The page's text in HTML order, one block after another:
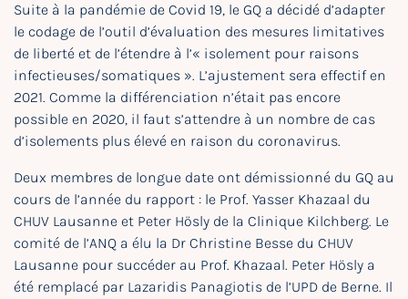
Suite à la pandémie de Covid 19, le GQ a décidé d’adapter
le codage de l’outil d’évaluation des mesures limitatives
de liberté et de l’étendre à l’« isolement pour raisons
infectieuses/somatiques ». L’ajustement sera effectif en
2021. Comme la différenciation n’était pas encore
possible en 2020, il faut s’attendre à un nombre de cas
d’isolements plus élevé en raison du coronavirus.
Deux membres de longue date ont démissionné du GQ au
cours de l’année du rapport : le Prof. Yasser Khazaal du
CHUV Lausanne et Peter Hösly de la Clinique Kilchberg. Le
comité de l’ANQ a élu la Dr Christine Besse du CHUV
Lausanne pour succéder au Prof. Khazaal. Peter Hösly a
été remplacé par Lazaridis Panagiotis de l’UPD de Berne. Il